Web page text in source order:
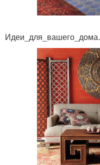
Идеи_для_вашего_дома.